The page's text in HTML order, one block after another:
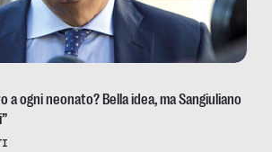
a ogni neonato? Bella idea, ma Sangiuliano